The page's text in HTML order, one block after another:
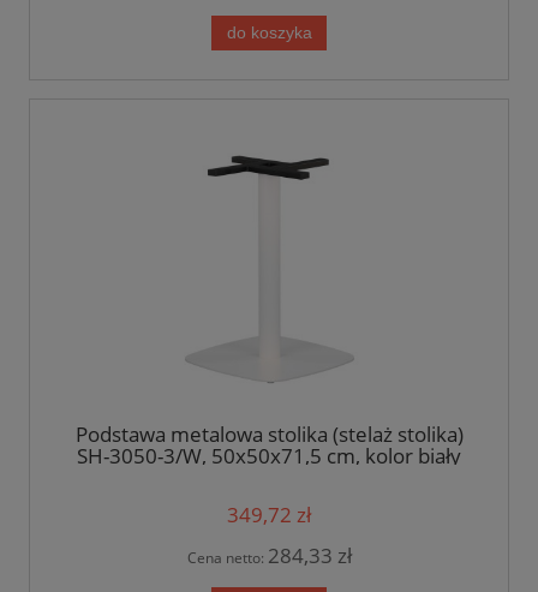
do koszyka
Podstawa metalowa stolika (stelaż stolika)
SH-3050-3/W, 50x50x71,5 cm, kolor biały
349,72 zł
Cena netto: 284,33 zł